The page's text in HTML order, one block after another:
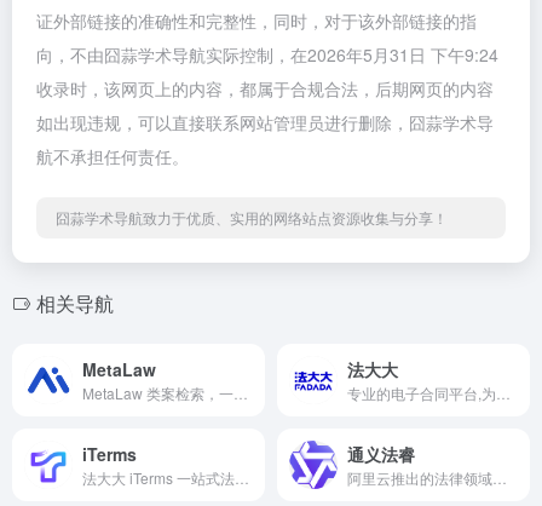
证外部链接的准确性和完整性，同时，对于该外部链接的指
向，不由囧蒜学术导航实际控制，在2026年5月31日 下午9:24
收录时，该网页上的内容，都属于合规合法，后期网页的内容
如出现违规，可以直接联系网站管理员进行删除，囧蒜学术导
航不承担任何责任。
囧蒜学术导航致力于优质、实用的网络站点资源收集与分享！
相关导航
MetaLaw 法大大
iTerms 通义法睿